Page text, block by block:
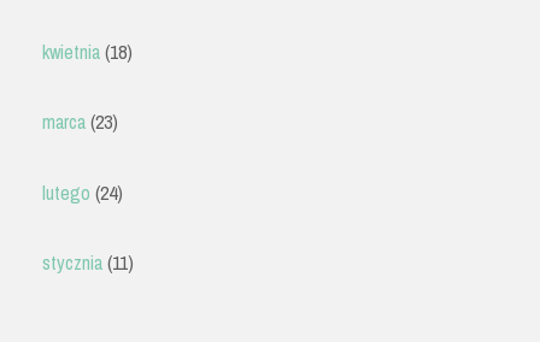
kwietnia(18)
marca(23)
lutego (24)
stycznia(11)